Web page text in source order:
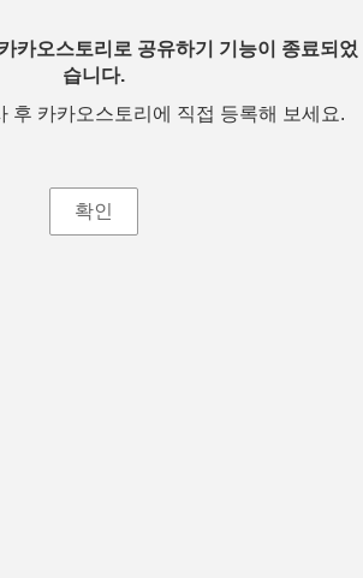
카오스토리로 공유하기 기능이 종료되었
습니다.
후 카카오스토리에 직접 등록해 보세요.
확인